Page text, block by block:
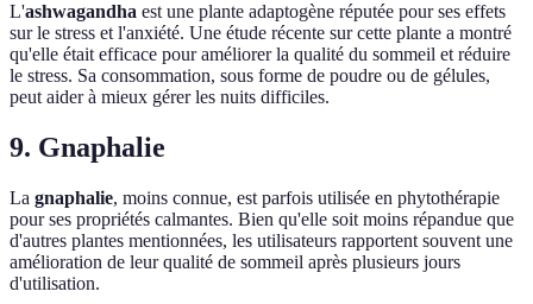
L'ashwagandha est une plante adaptogène réputée pour ses effets
sur le stress et l'anxiété. Une étude récente sur cette plante a montré
qu'elle était efficace pour améliorer la qualité du sommeil et réduire
le stress. Sa consommation, sous forme de poudre ou de gélules,
peut aider à mieux gérer les nuits difficiles.
9. Gnaphalie
La gnaphalie, moins connue, est parfois utilisée en phytothérapie
pour ses propriétés calmantes. Bien qu'elle soit moins répandue que
d'autres plantes mentionnées, les utilisateurs rapportent souvent une
amélioration de leur qualité de sommeil après plusieurs jours
d'utilisation.